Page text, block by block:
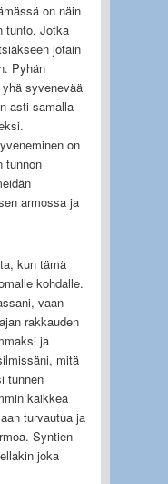
on näin
tunto. Jotka
jotain
Pyhän
syvenevää
asti samalla
on
tunnon
armossa ja
kun tämä
kohdalle.
vaan
rakkauden
ja
mitä
tunnen
kaikkea
turvautua ja
Syntien
joka